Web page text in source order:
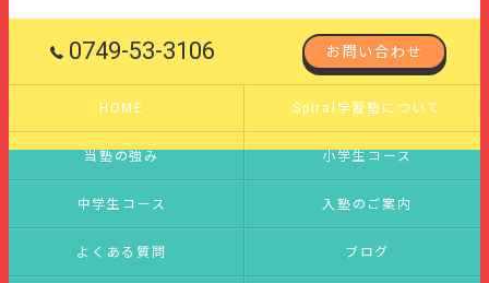
0749-53-3106 お問い合わせ
HOME Spiral学習塾について
当塾の強み 小学生コース
中学生コース 入塾のご案内
よくある質問 ブログ